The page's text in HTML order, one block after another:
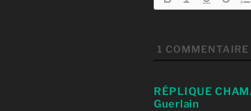
1 COMMENTAIRE
RÉPLIQUE
Guerlain